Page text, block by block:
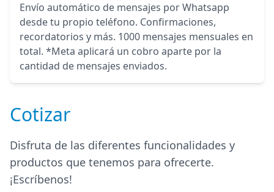
Envío automático de mensajes por Whatsapp
desde tu propio teléfono. Confirmaciones,
recordatorios y más. 1000 mensajes mensuales en
total. *Meta aplicará un cobro aparte por la
cantidad de mensajes enviados.
Cotizar
Disfruta de las diferentes funcionalidades y
productos que tenemos para ofrecerte.
¡Escríbenos!